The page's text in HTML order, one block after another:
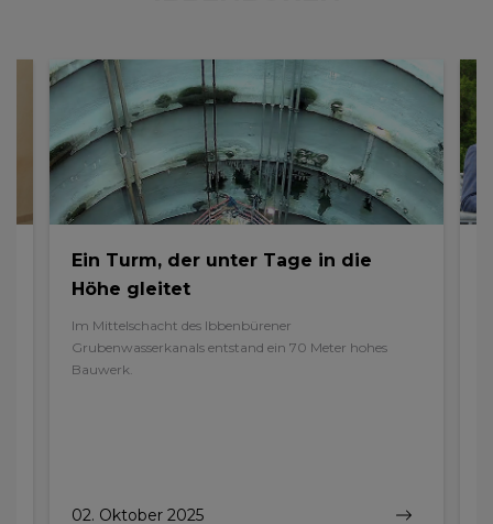
Ein Turm, der unter Tage in die
Höhe gleitet
Im Mittelschacht des Ibbenbürener
Grubenwasserkanals entstand ein 70 Meter hohes
Bauwerk.
02. Oktober 2025